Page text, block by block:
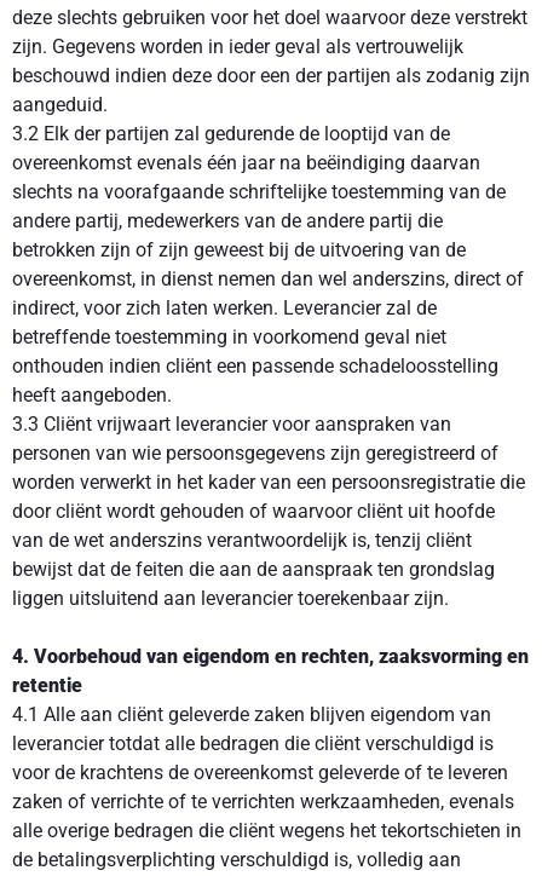
deze slechts gebruiken voor het doel waarvoor deze verstrekt
zijn. Gegevens worden in ieder geval als vertrouwelijk
beschouwd indien deze door een der partijen als zodanig zijn
aangeduid.
3.2 Elk der partijen zal gedurende de looptijd van de
overeenkomst evenals één jaar na beëindiging daarvan
slechts na voorafgaande schriftelijke toestemming van de
andere partij, medewerkers van de andere partij die
betrokken zijn of zijn geweest bij de uitvoering van de
overeenkomst, in dienst nemen dan wel anderszins, direct of
indirect, voor zich laten werken. Leverancier zal de
betreffende toestemming in voorkomend geval niet
onthouden indien cliënt een passende schadeloosstelling
heeft aangeboden.
3.3 Cliënt vrijwaart leverancier voor aanspraken van
personen van wie persoonsgegevens zijn geregistreerd of
worden verwerkt in het kader van een persoonsregistratie die
door cliënt wordt gehouden of waarvoor cliënt uit hoofde
van de wet anderszins verantwoordelijk is, tenzij cliënt
bewijst dat de feiten die aan de aanspraak ten grondslag
liggen uitsluitend aan leverancier toerekenbaar zijn.
4. Voorbehoud van eigendom en rechten, zaaksvorming en
retentie
4.1 Alle aan cliënt geleverde zaken blijven eigendom van
leverancier totdat alle bedragen die cliënt verschuldigd is
voor de krachtens de overeenkomst geleverde of te leveren
zaken of verrichte of te verrichten werkzaamheden, evenals
alle overige bedragen die cliënt wegens het tekortschieten in
de betalingsverplichting verschuldigd is, volledig aan